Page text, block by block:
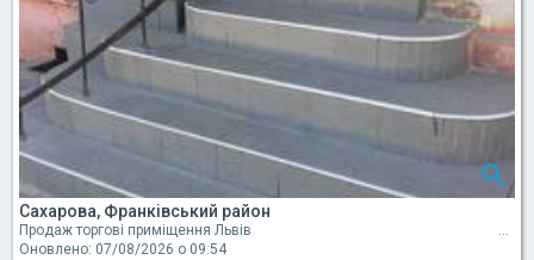
Сахарова, Франківський район
Продаж торгові приміщення Львів
Оновлено: 07/08/2026 о 09:54